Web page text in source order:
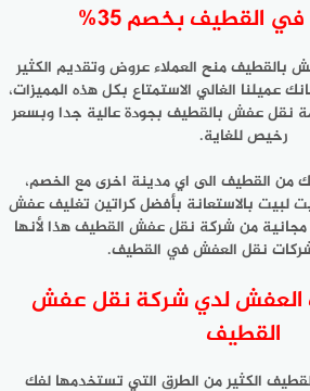
القطيف بخصم 35%
منح العملاء عروض وتقديم الكثير
عميلنا الغالي الاستمتاع بكل هذه المميزات،
نقل عفش بالقطيف بجودة عالية جدا وبسعر
رخيص للغاية.
من القطيف الى اي مدينة اخرى مع الخصم،
لبيت بالاستعانة بأفضل كراتين تغليف عفش
من شركة نقل عفش القطيف هذا لأنها
نقل العفش في القطيف.
لدي شركة نقل عفش
القطيف
الكثير من الطرق التي تستخدمها لفك